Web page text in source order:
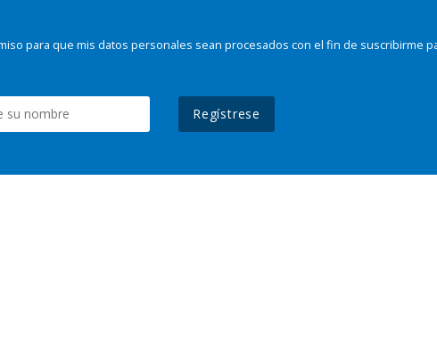
para que mis datos personales sean procesados con el fin de suscribirme
Regístrese